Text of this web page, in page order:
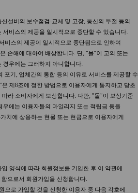
설비의 보수점검·교체 및 고장, 통신의 두절 등의
서비스의 제공을 일시적으로 중단할 수 있습니다.
비스의 제공이 일시적으로 중단됨으로 인하여
손해에 대하여 배상합니다. 단, "몰"이 고의 또는
경우에는 그러하지 아니합니다.
포기, 업체간의 통합 등의 이유로 서비스를 제공할 수
제8조에 정한 방법으로 이용자에게 통지하고 당초
라 소비자에게 보상합니다. 다만, "몰"이 보상기준
우에는 이용자들의 마일리지 또는 적립금 등을
치에 상응하는 현물 또는 현금으로 이용자에게
양식에 따라 회원정보를 기입한 후 이 약관에
으로서 회원가입을 신청합니다.
으로 가입할 것을 신청한 이용자 중 다음 각호에